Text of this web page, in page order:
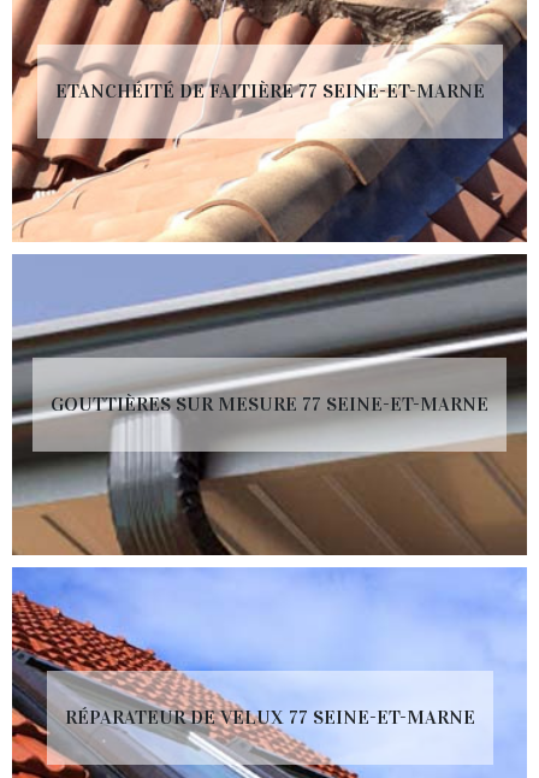
ETANCHÉITÉ DE FAITIÈRE 77 SEINE-ET-MARNE
GOUTTIÈRES SUR MESURE 77 SEINE-ET-MARNE
RÉPARATEUR DE VELUX 77 SEINE-ET-MARNE